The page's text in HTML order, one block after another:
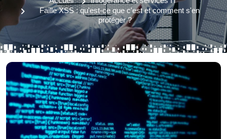
Faille XSS : qu'est-ce que c'est et comment s'en
protéger ?